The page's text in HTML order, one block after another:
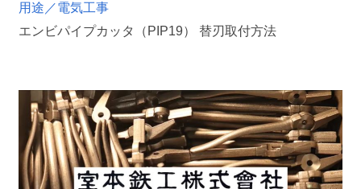
用途／電気工事
エンビパイプカッタ（PIP19） 替刃取付方法